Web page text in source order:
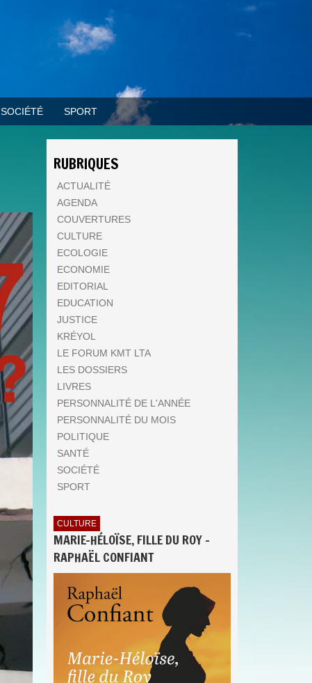
SOCIÉTÉ SPORT
RUBRIQUES
ACTUALITÉ
AGENDA
COUVERTURES
CULTURE
ECOLOGIE
ECONOMIE
EDITORIAL
EDUCATION
JUSTICE
KRÉYOL
LE FORUM KMT LTA
LES DOSSIERS
LIVRES
PERSONNALITÉ DE L'ANNÉE
PERSONNALITÉ DU MOIS
POLITIQUE
SANTÉ
SOCIÉTÉ
SPORT
CULTURE
MARIE-HÉLOÏSE, FILLE DU ROY -
RAPHAËL CONFIANT